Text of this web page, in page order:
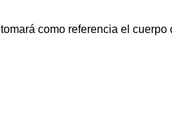
como referencia el